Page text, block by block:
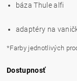
báza Thule alfi
adaptéry na
*Farby jednotlivých
Dostupnosť